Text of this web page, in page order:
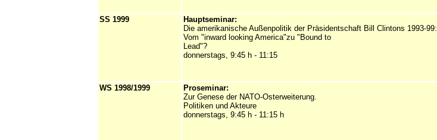
SS 1999
Hauptseminar:
Die amerikanische Außenpolitik der Präsidentschaft Bill Clintons 1993-99:
Vom "inward looking America"zu "Bound to
Lead"?
donnerstags, 9:45 h - 11:15
WS 1998/1999
Proseminar:
Zur Genese der NATO-Osterweiterung.
Politiken und Akteure
donnerstags, 9:45 h - 11:15 h